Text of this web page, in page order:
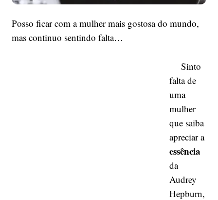
Posso ficar com a mulher mais gostosa do mundo,
mas continuo sentindo falta…
Sinto
falta de
uma
mulher
que saiba
apreciar a
essência
da
Audrey
Hepburn,